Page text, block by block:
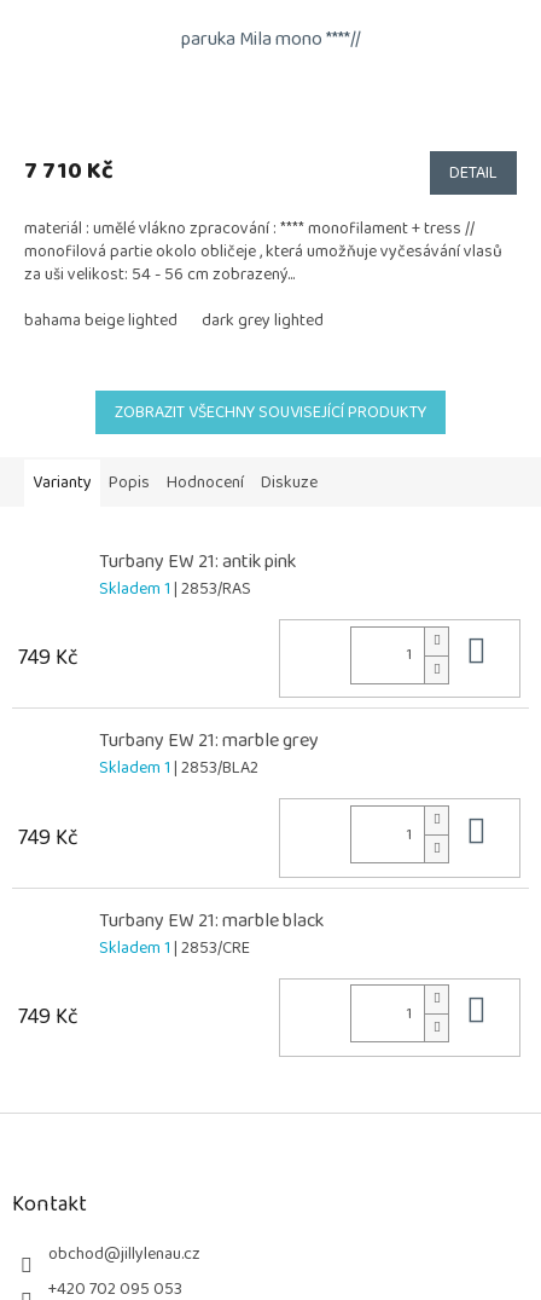
paruka Mila mono ****//
7 710 Kč DETAIL
materiál : umělé vlákno zpracování : **** monofilament + tress //
monofilová partie okolo obličeje , která umožňuje vyčesávání vlasů
za uši velikost: 54 - 56 cm zobrazený...
bahama beige lighted
dark grey lighted
ZOBRAZIT VŠECHNY SOUVISEJÍCÍ PRODUKTY
Varianty Popis Hodnocení Diskuze
Turbany EW 21: antik pink
Skladem 1| 2853/RAS
749 Kč
Turbany EW 21: marble grey
Skladem 1| 2853/BLA2
749 Kč
Turbany EW 21: marble black
Skladem 1| 2853/CRE
749 Kč
Z
Kontakt
obchod@jillylenau.cz
+420 702 095 053